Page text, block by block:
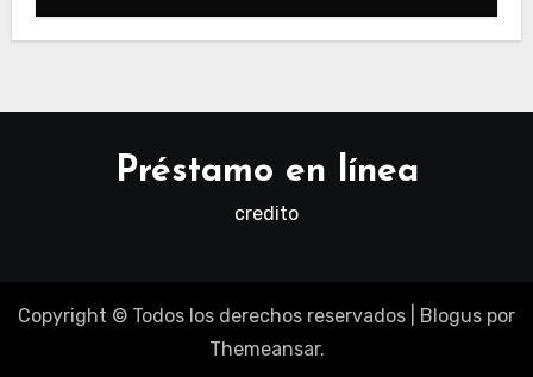
Préstamo en línea
credito
Copyright © Todos los derechos reservados Blogus por
Themeansar.